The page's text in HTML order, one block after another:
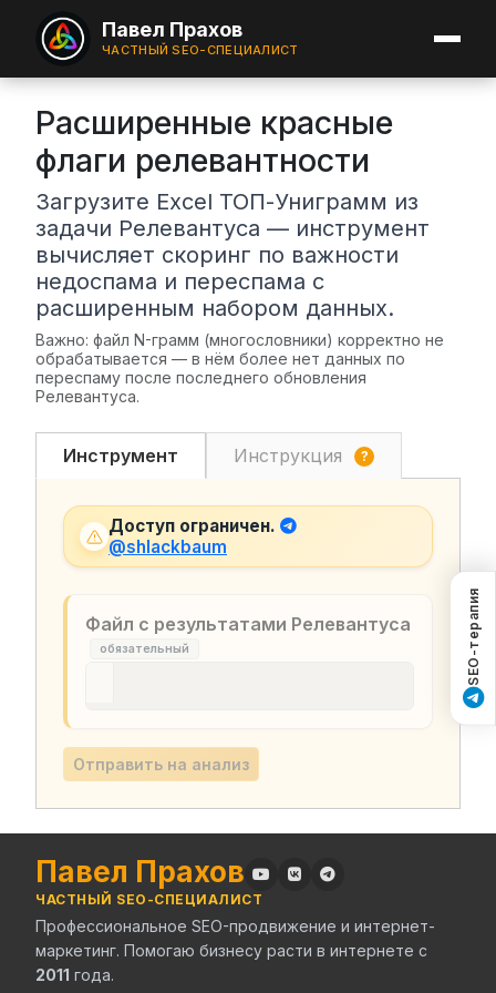
Павел Прахов
ЧАСТНЫЙ SEO-СПЕЦИАЛИСТ
Расширенные красные
флаги релевантности
Загрузите Excel ТОП-Униграмм из
задачи Релевантуса — инструмент
вычисляет скоринг по важности
недоспама и переспама с
расширенным набором данных.
Важно: файл N-грамм (многословники) корректно не
обрабатывается — в нём более нет данных по
переспаму после последнего обновления
Релевантуса.
Инструмент Инструкция ?
Доступ ограничен.
@shlackbaum
Файл с результатами Релевантуса
обязательный
Отправить на анализ
Павел Прахов
ЧАСТНЫЙ SEO-СПЕЦИАЛИСТ
Профессиональное SEO-продвижение и интернет-
маркетинг. Помогаю бизнесу расти в интернете с
2011 года.
SEO-терапия